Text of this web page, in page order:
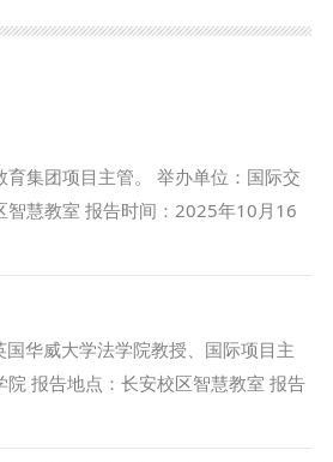
集团项目主管。 举办单位：国际交
智慧教室 报告时间：2025年10月16
华威大学法学院教授、国际项目主
报告地点：长安校区智慧教室 报告